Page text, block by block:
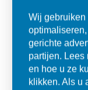
Alles goed zo
"Materiaal was
Ad
Den Dungen
Wij gebruiken
gerichte
partijen. Lees
en hoe u ze
klikken. Als u